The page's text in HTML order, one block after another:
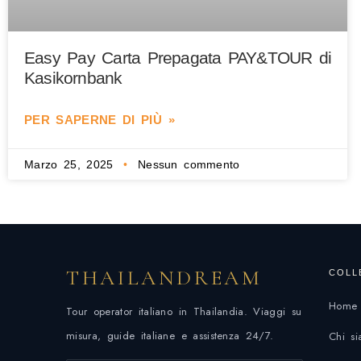
Easy Pay Carta Prepagata PAY&TOUR di
Kasikornbank
PER SAPERNE DI PIÙ »
Marzo 25, 2025 Nessun commento
THAILANDREAM
Tour operator italiano in Thailandia. Viaggi su
misura, guide italiane e assistenza 24/7.
Home
Chi